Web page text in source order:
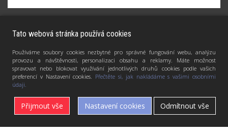
DÁVÁM FOTKÁM DRUHÝ ŽIVOT - PROMĚŇUJI JE V
Tato webová stránka používá cookies
Používáme soubory cookies nezbytné pro správné fungování webu, analýzu
provozu a návštěvnosti, personalizaci obsahu a reklamy. Máte možnost
spravovat nebo blokovat využívání jednotlivých druhů cookies podle vašich
preferencí v Nastavení cookies. Přečtěte si, jak nakládáme s vašimi osobními
údaji.
Přijmout vše Odmítnout vše
Nastavení cookies